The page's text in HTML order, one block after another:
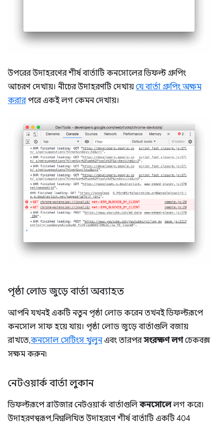
উপরের উদাহরণের শীর্ষ বার্তাটি কনসোলের ডিফল্ট গ্রুপিং
আচরণ দেখায়। নীচের উদাহরণটি দেখায় যে বার্তা গ্রুপিং অক্ষম
করারপরে একই লগ কেমন দেখায়।
পৃষ্ঠা লোড জুড়ে বার্তা অব্যাহত
আপনি যখনই একটি নতুন পৃষ্ঠা লোড করেন তখনই ডিফল্টরূপে
কনসোল সাফ হয়ে যায়। পৃষ্ঠা লোড জুড়ে বার্তাগুলি বজায়
রাখতে,কনসোল সেটিংস খুলুনএবং তারপরসংরক্ষণ লগচেকবক্স
সক্ষম করুন৷
নেটওয়ার্ক বার্তা লুকান
ডিফল্টরূপে ব্রাউজার নেটওয়ার্ক বার্তাগুলিকনসোলেলগ করে।
উদাহরণস্বরূপ, নিম্নলিখিত উদাহরণে শীর্ষ বার্তাটি একটি 404